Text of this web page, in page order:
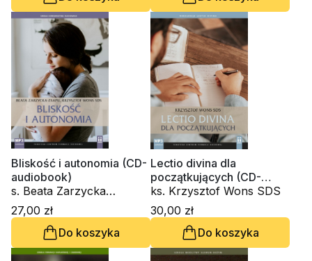
OFM Cap., ks. Waldemar
Chrostowski, Innocenzo
Gargano OSBCam.,
Amedeo Cencini FdCC,
Danuta Piekarz
Bliskość i autonomia (CD-
audiobook)
s. Beata Zarzycka
ZSAPU, ks. Krzysztof
Wons SDS
27,00 zł
Do koszyka
Lectio divina dla
początkujących (CD-
audiobook)
ks. Krzysztof Wons SDS
30,00 zł
Do koszyka